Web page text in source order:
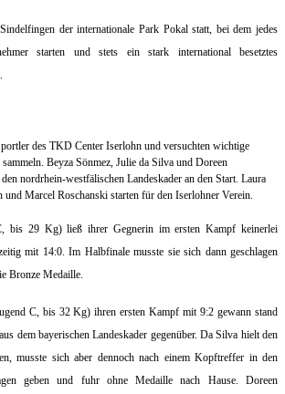
der internationale Park Pokal statt, bei dem jedes
starten und stets ein stark international besetztes
des TKD Center Iserlohn und versuchten wichtige
Beyza Sönmez, Julie da Silva und Doreen
nordrhein-westfälischen Landeskader an den Start. Laura
Marcel Roschanski starten für den Iserlohner Verein.
bis 29 Kg) ließ ihrer Gegnerin im ersten Kampf keinerlei
mit 14:0. Im Halbfinale musste sie sich dann geschlagen
Bronze Medaille.
C, bis 32 Kg) ihren ersten Kampf mit 9:2 gewann stand
dem bayerischen Landeskader gegenüber. Da Silva hielt den
musste sich aber dennoch nach einem Kopftreffer in den
geben und fuhr ohne Medaille nach Hause. Doreen